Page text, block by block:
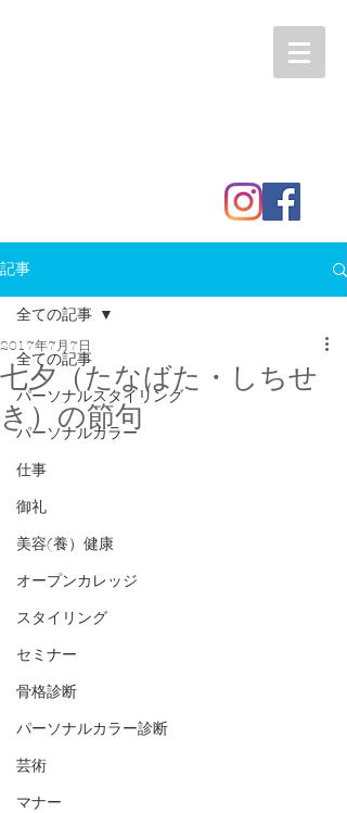
記事
全ての記事
パーソナルスタイリング
パーソナルカラー
仕事
御礼
美容(養）健康
オープンカレッジ
スタイリング
セミナー
骨格診断
パーソナルカラー診断
芸術
マナー
全ての記事
七夕（たなばた・しちせ
き）の節句
2017年7月7日